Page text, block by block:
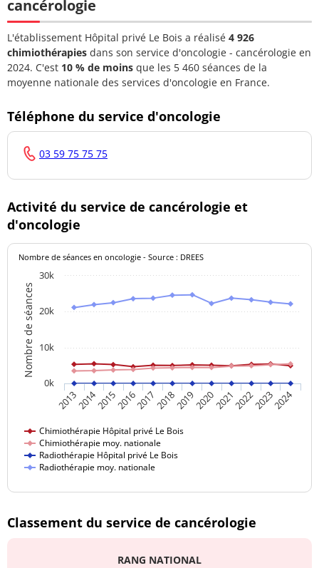
cancérologie
L'établissement Hôpital privé Le Bois a réalisé 4 926
chimiothérapies dans son service d'oncologie - cancérologie en
2024. C'est 10 % de moins que les 5 460 séances de la
moyenne nationale des services d'oncologie en France.
Téléphone du service d'oncologie
03 59 75 75 75
Activité du service de cancérologie et
d'oncologie
Nombre de séances
Nombre de séances en oncologie - Source : DREES
Chimiothérapie Hôpital privé Le Bois
Chimiothérapie moy. nationale
Radiothérapie Hôpital privé Le Bois
Radiothérapie moy. nationale
201320142015201620172018201920202021202220232024
0k
10k
20k
30k
Classement du service de cancérologie
RANG NATIONAL